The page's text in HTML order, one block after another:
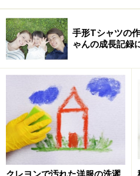
手形Tシャツの
ゃんの成長記録